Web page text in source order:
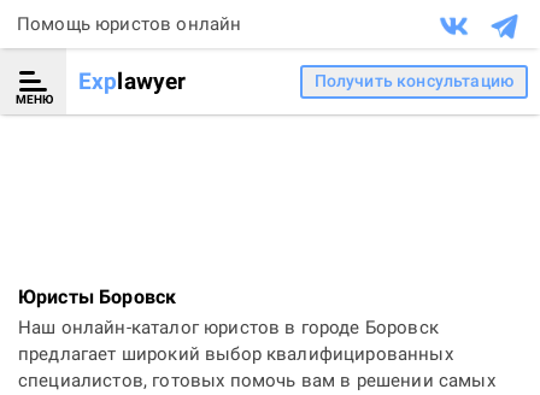
Помощь юристов онлайн
МЕНЮ
Explawyer Получить консультацию
Юристы Боровск
Наш онлайн-каталог юристов в городе Боровск
предлагает широкий выбор квалифицированных
специалистов, готовых помочь вам в решении самых